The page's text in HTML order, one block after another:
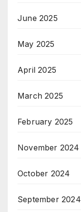
June 2025
May 2025
April 2025
March 2025
February 2025
November 2024
October 2024
September 2024